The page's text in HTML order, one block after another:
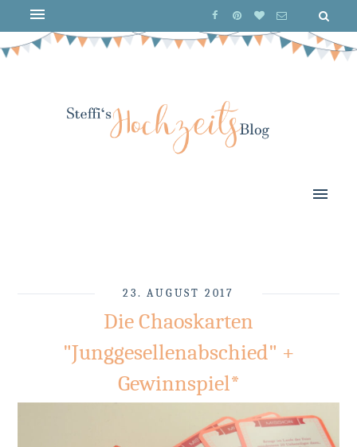
23. AUGUST 2017
Die Chaoskarten
"Junggesellenabschied" +
Gewinnspiel*